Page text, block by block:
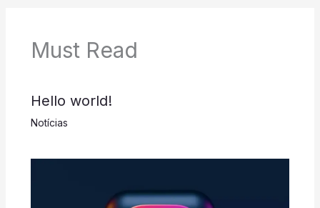
Must Read
Hello world!
Notícias